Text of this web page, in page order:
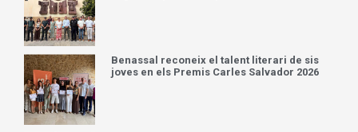
Benassal reconeix el talent literari de sis
joves en els Premis Carles Salvador 2026